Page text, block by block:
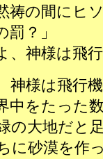
祷の間にヒ
罰？」
、神様は飛
神様は飛行
中をたった
の大地だと
に砂漠を作